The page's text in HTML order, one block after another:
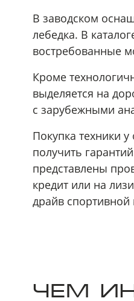
В заводском
лебедка. В
востребованные
Кроме
выделяется на
с зарубежными
Покупка техники
получить
представлены
кредит или на
драйв спортивной
ЧЕМ